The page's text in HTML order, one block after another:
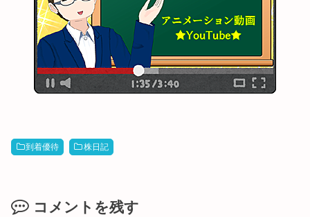
到着優待 株日記
コメントを残す